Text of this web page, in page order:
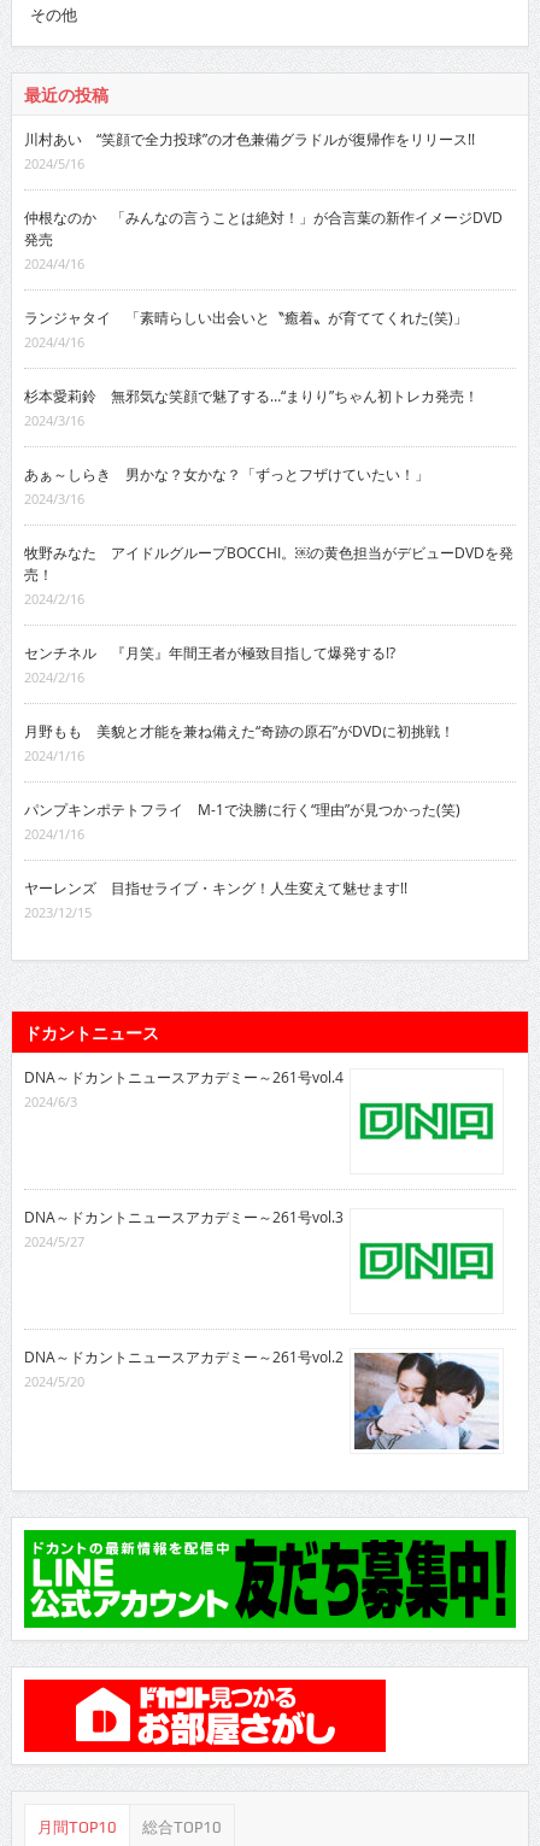
その他
最近の投稿
川村あい “笑顔で全力投球”の才色兼備グラドルが復帰作をリリース!!
2024/5/16
仲根なのか 「みんなの言うことは絶対！」が合言葉の新作イメージDVD
発売
2024/4/16
ランジャタイ 「素晴らしい出会いと〝癒着〟が育ててくれた(笑)」
2024/4/16
杉本愛莉鈴 無邪気な笑顔で魅了する…“まりり”ちゃん初トレカ発売！
2024/3/16
あぁ～しらき 男かな？女かな？「ずっとフザけていたい！」
2024/3/16
牧野みなた アイドルグループBOCCHI。￼の黄色担当がデビューDVDを発
売！
2024/2/16
センチネル 『月笑』年間王者が極致目指して爆発する!?
2024/2/16
月野もも 美貌と才能を兼ね備えた“奇跡の原石”がDVDに初挑戦！
2024/1/16
パンプキンポテトフライ M-1で決勝に行く“理由”が見つかった(笑)
2024/1/16
ヤーレンズ 目指せライブ・キング！人生変えて魅せます!!
2023/12/15
ドカントニュース
DNA～ドカントニュースアカデミー～261号vol.4
2024/6/3
DNA～ドカントニュースアカデミー～261号vol.3
2024/5/27
DNA～ドカントニュースアカデミー～261号vol.2
2024/5/20
月間TOP10 総合TOP10